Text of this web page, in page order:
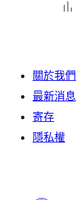
關於我們
最新消息
寄存
隱私權